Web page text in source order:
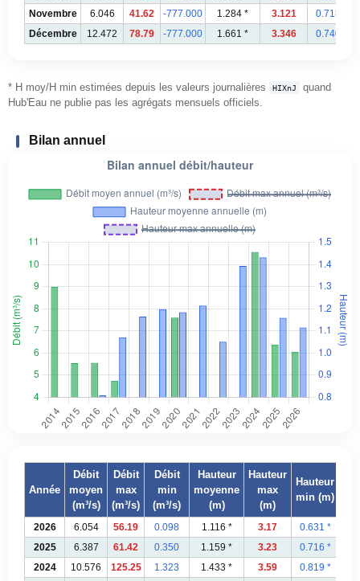
Novembre
6.046 41.62 -777.000 1.284 * 3.121
0.718 *
Décembre
12.472 78.79 -777.000 1.661 * 3.346 0.740 *
* H moy/H min estimées depuis les valeurs journalières HIXnJ
quand
Hub'Eau ne publie pas les agrégats mensuels officiels.
Bilan annuel
Année
Débit
moyen
(m³/s)
Débit
max
(m³/s)
Débit
min
(m³/s)
Hauteur
moyenne
(m)
Hauteur
max
(m)
Hauteur
min (m)
2026 6.054 56.19 0.098 1.116 * 3.17
0.631 *
2025
6.387 61.42 0.350 1.159 * 3.23
0.716 *
2024
10.576 125.25 1.323 1.433 * 3.59 0.819 *